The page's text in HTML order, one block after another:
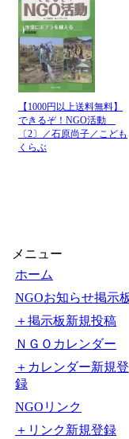
【1000円以上送料無料】
できるぞ！NGO活動
〔2〕／石原尚子／こども
くらぶ
メニュー
ホーム
NGOお知らせ掲示
＋掲示板新規投稿
ＮＧＯカレンダー
＋カレンダー新規登
録
NGOリンク
＋リンク新規登録